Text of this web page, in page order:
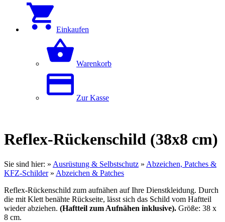
Einkaufen
Warenkorb
Zur Kasse
Reflex-Rückenschild (38x8 cm)
Sie sind hier: » Ausrüstung & Selbstschutz » Abzeichen, Patches &
KFZ-Schilder» Abzeichen & Patches
Reflex-Rückenschild zum aufnähen auf Ihre Dienstkleidung. Durch
die mit Klett benähte Rückseite, lässt sich das Schild vom Haftteil
wieder abziehen. (Haftteil zum Aufnähen inklusive). Größe: 38 x
8 cm.